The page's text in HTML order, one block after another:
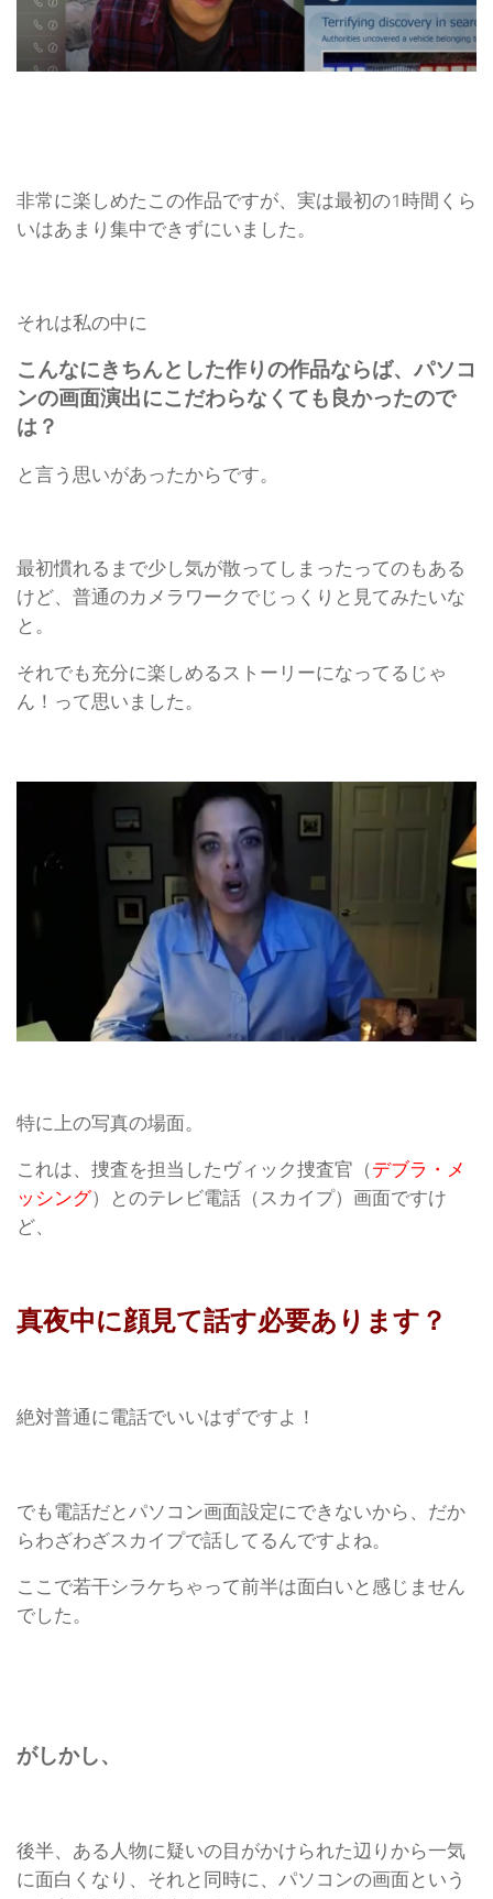
非常に楽しめたこの作品ですが、実は最初の1時間くら
いはあまり集中できずにいました。
それは私の中に
こんなにきちんとした作りの作品ならば、パソコ
ンの画面演出にこだわらなくても良かったので
は？
と言う思いがあったからです。
最初慣れるまで少し気が散ってしまったってのもある
けど、普通のカメラワークでじっくりと見てみたいな
と。
それでも充分に楽しめるストーリーになってるじゃ
ん！って思いました。
特に上の写真の場面。
これは、捜査を担当したヴィック捜査官（デブラ・メ
ッシング）とのテレビ電話（スカイプ）画面ですけ
ど、
真夜中に顔見て話す必要あります？
絶対普通に電話でいいはずですよ！
でも電話だとパソコン画面設定にできないから、だか
らわざわざスカイプで話してるんですよね。
ここで若干シラケちゃって前半は面白いと感じません
でした。
がしかし、
後半、ある人物に疑いの目がかけられた辺りから一気
に面白くなり、それと同時に、パソコンの画面という